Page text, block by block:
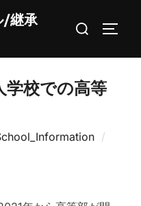
/継承
Search
学校での高等